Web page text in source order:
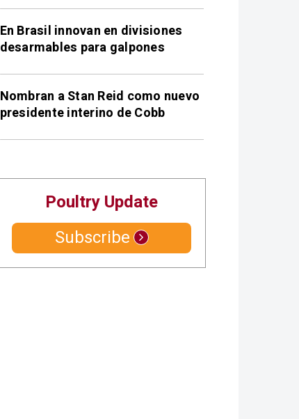
En Brasil innovan en divisiones
desarmables para galpones
Nombran a Stan Reid como nuevo
presidente interino de Cobb
Poultry Update
Subscribe